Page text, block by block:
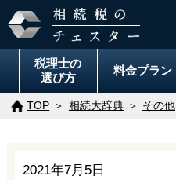
税理士の
選び方
料金プラン
TOP 相続大辞典 その他
2021年7月5日